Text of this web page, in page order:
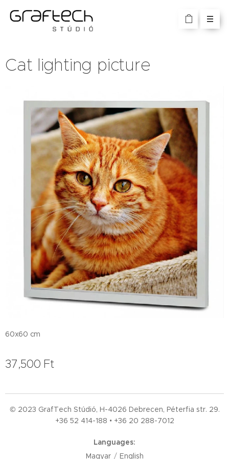
Cat lighting picture
60x60 cm
37,500 Ft
© 2023 GrafTech Stúdió, H-4026 Debrecen, Péterfia str. 29.
+36 52 414-188 • +36 20 288-7012
Languages
Magyar
English